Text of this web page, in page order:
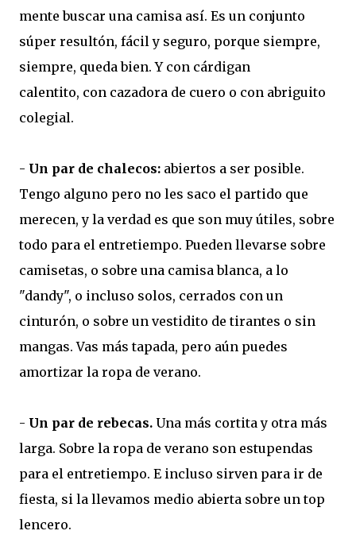
mente buscar una camisa así. Es un conjunto
súper resultón, fácil y seguro, porque siempre,
siempre, queda bien. Y con cárdigan
calentito, con cazadora de cuero o con abriguito
colegial.
- Un par de chalecos: abiertos a ser posible.
Tengo alguno pero no les saco el partido que
merecen, y la verdad es que son muy útiles, sobre
todo para el entretiempo. Pueden llevarse sobre
camisetas, o sobre una camisa blanca, a lo
"dandy", o incluso solos, cerrados con un
cinturón, o sobre un vestidito de tirantes o sin
mangas. Vas más tapada, pero aún puedes
amortizar la ropa de verano.
- Un par de rebecas. Una más cortita y otra más
larga. Sobre la ropa de verano son estupendas
para el entretiempo. E incluso sirven para ir de
fiesta, si la llevamos medio abierta sobre un top
lencero.